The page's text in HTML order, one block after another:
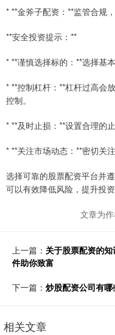
* **金斧子配资：**监管合规
**安全投资提示：**
* **谨慎选择标的：**选择基
* **控制杠杆：**杠杆过高会
控制。
* **及时止损：**设置合理的
* **关注市场动态：**密切关
选择可靠的股票配资平台并
可以有效降低风险，提升投资
文章为
上一篇： 关于股票配资的
件助你致富
下一篇： 炒股配资公司有
相关文章